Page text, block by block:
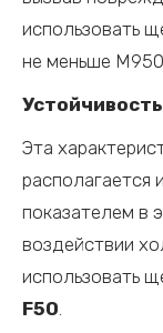
использовать
не меньше
Эта
располагается
показателем в
воздействии
использовать
F50.